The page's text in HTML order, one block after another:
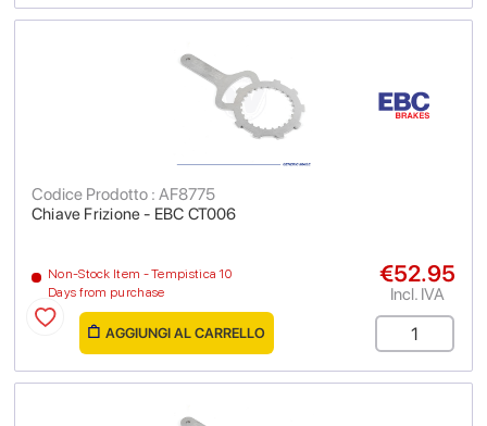
Chiave Frizione - EBC CT006
Codice Prodotto : AF8775
Non-Stock Item - Tempistica 10
Days from purchase
€52.95
Incl. IVA
AGGIUNGI AL CARRELLO